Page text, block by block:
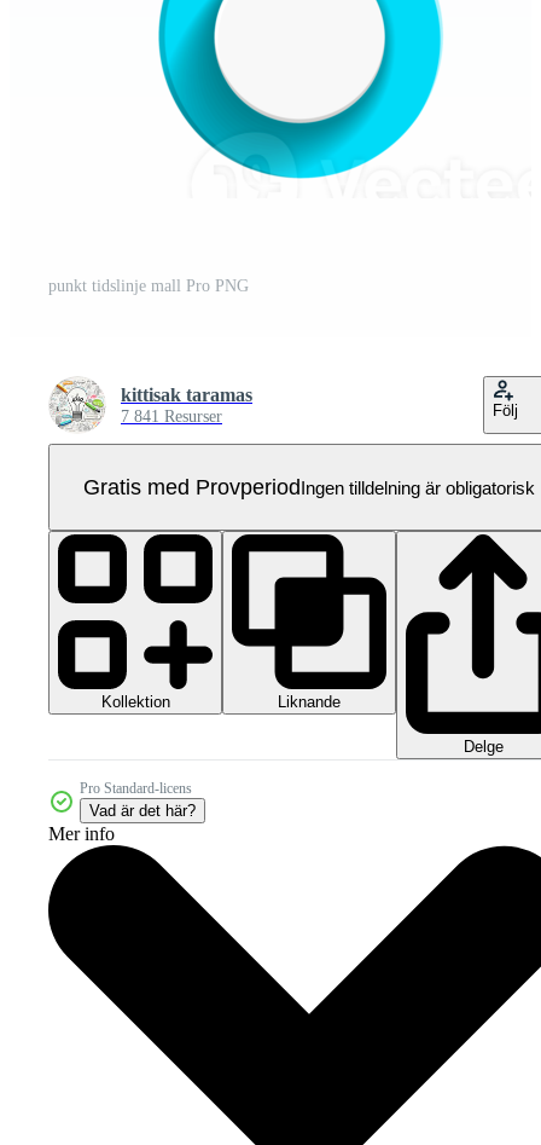
punkt tidslinje mall Pro PNG
kittisak taramas
7 841 Resurser Följ
Gratis med ProvperiodIngen tilldelning är obligatorisk
Kollektion Liknande
Delge
Pro Standard-licens
Vad är det här?
Mer info